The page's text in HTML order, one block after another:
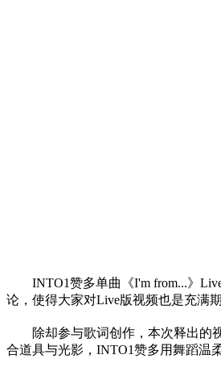
INTO1赞多单曲《I'm from...》
论，使得大家对Live版视频也是充满期
除却参与歌词创作，本次释出的
合道具与光影，INTO1赞多用舞蹈温